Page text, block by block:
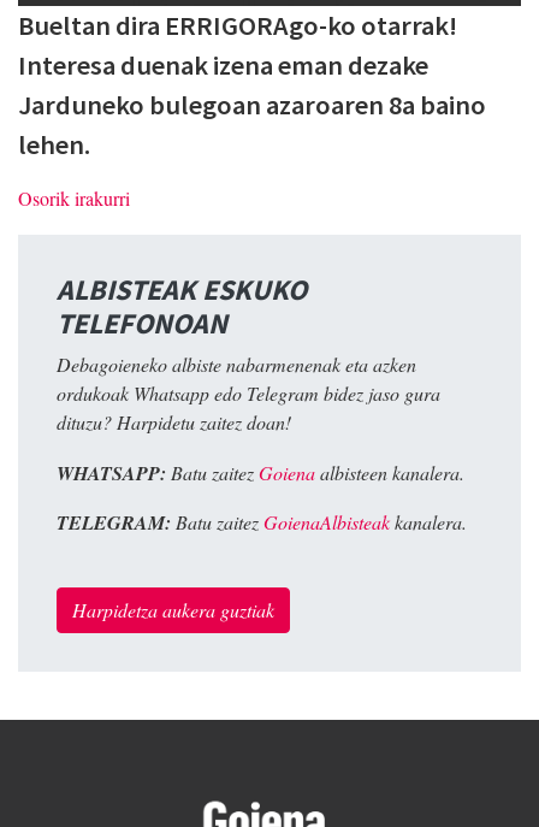
Bueltan dira ERRIGORAgo-ko otarrak!
Interesa duenak izena eman dezake
Jarduneko bulegoan azaroaren 8a baino
lehen.
Osorik irakurri
ALBISTEAK ESKUKO
TELEFONOAN
Debagoieneko albiste nabarmenenak eta azken
ordukoak Whatsapp edo Telegram bidez jaso gura
dituzu? Harpidetu zaitez doan!
WHATSAPP: Batu zaitezGoienaalbisteen kanalera.
TELEGRAM: Batu zaitezGoienaAlbisteakkanalera.
Harpidetza aukera guztiak